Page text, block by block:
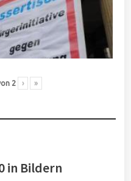
2 › »
in Bildern